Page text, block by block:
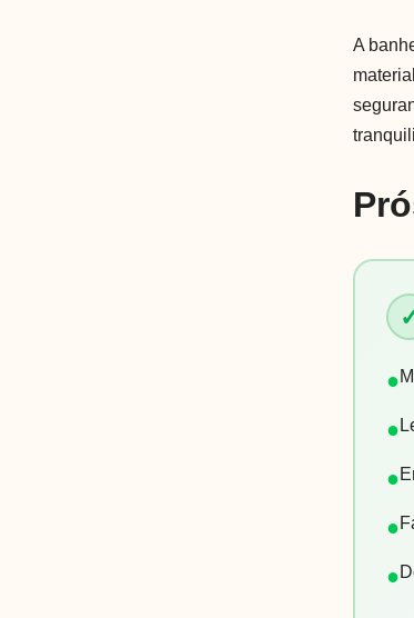
A
●
●
●
●
●